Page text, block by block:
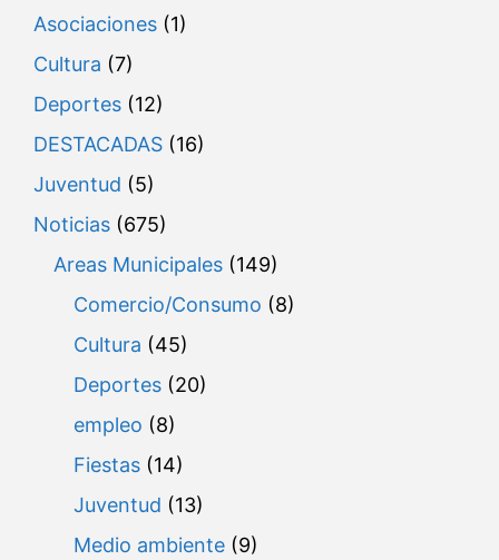
Asociaciones (1)
Cultura (7)
Deportes (12)
DESTACADAS (16)
Juventud (5)
Noticias (675)
Areas Municipales (149)
Comercio/Consumo (8)
Cultura (45)
Deportes (20)
empleo (8)
Fiestas (14)
Juventud (13)
Medio ambiente (9)